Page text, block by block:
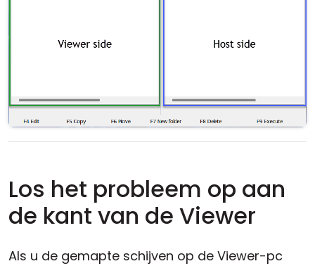
Los het probleem op aan
de kant van de Viewer
Als u de gemapte schijven op de Viewer-pc